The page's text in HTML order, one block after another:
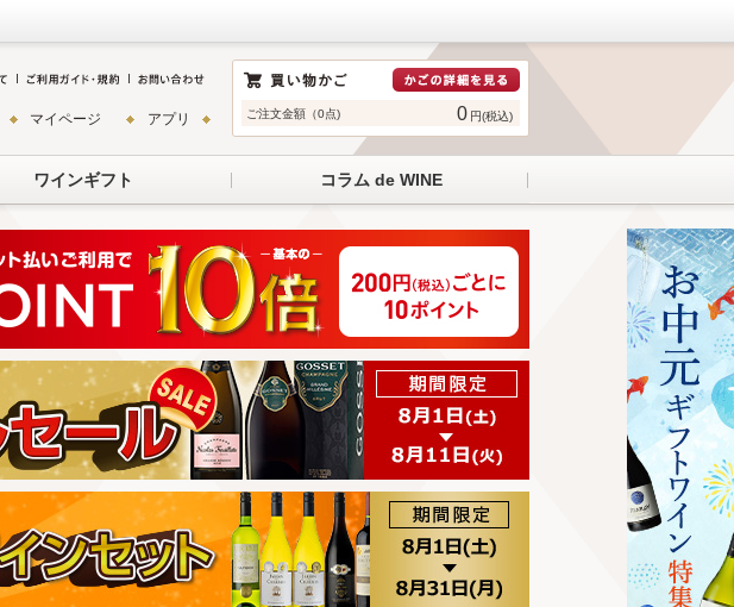
ご注文金額（0点) 0 円(税込)
マイページ アプリ
ワインギフト コラム de WINE